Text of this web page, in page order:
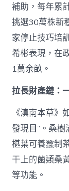
補助，每年累
挑選30萬株新
家停止技巧培
希彬表現，在
1萬余畝。
拉長財產鏈：
《滇南本草》
發現目”。桑
椹葉可養蠶制
干上的菌類桑
等功能。